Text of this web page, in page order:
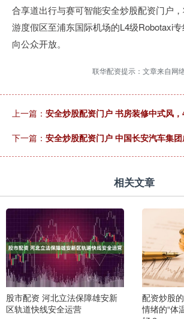
合享道出行与赛可智能安全炒股配资门户
游度假区至浦东国际机场的L4级Robotaxi
向公众开放。
联华配资提示：文章来自网
上一篇： 安全炒股配资门户 书房装修中式风，
下一篇： 安全炒股配资门户 中国长安汽车集
相关文章
股市配资 河北立法保障雄安新
区轨道快线安全运营
配资炒股
情绪的“体